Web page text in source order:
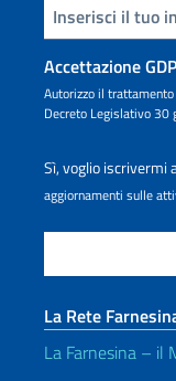
Inserisci la tua email
Accettazione
Autorizzo il
Decreto Legislativo
Sì, voglio iscrivermi
aggiornamenti sulle
La Rete
La Farnesina – il